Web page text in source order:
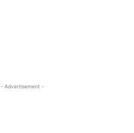
- Advertisement -